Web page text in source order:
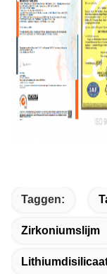
Taggen:
Zirkoniumslijm